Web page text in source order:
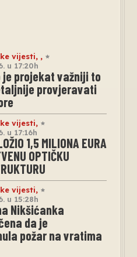
vijesti, ,
u 17:20h
je projekat važniji to
provjeravati
vijesti,
u 17:16h
1,5 MILIONA EURA
OPTIČKU
vijesti,
u 15:28h
Nikšićanka
da je
požar na vratima